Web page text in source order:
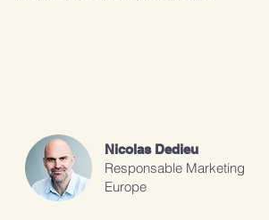
Nicolas Dedieu
Responsable Marketing
Europe